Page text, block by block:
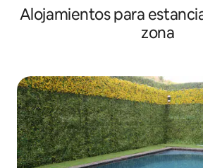
Alojamientos para
zona